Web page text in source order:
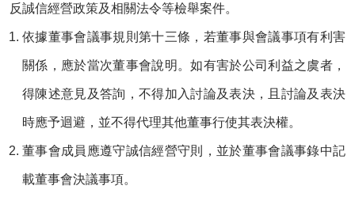
反誠信經營政策及相關法令等檢舉案件。
依據董事會議事規則第十三條，若董事與會議事項有利害
關係，應於當次董事會說明。如有害於公司利益之虞者，
得陳述意見及答詢，不得加入討論及表決，且討論及表決
時應予迴避，並不得代理其他董事行使其表決權。
董事會成員應遵守誠信經營守則，並於董事會議事錄中記
載董事會決議事項。